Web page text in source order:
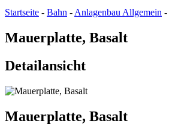
Startseite - Bahn - Anlagenbau Allgemein -
Mauerplatte, Basalt
Detailansicht
Mauerplatte, Basalt